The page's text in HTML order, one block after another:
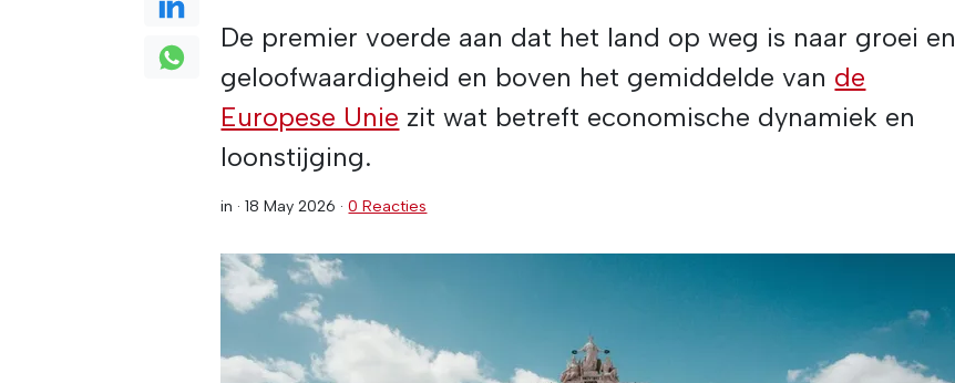
De premier voerde aan dat het land op weg is naar groei en
geloofwaardigheid en boven het gemiddelde van de
Europese Unie zit wat betreft economische dynamiek en
loonstijging.
in ·18 May 2026 ·0 Reacties